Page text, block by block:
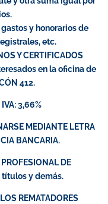
y honorarios de
etc.
Y CERTIFICADOS
en la oficina de
412.
3,66%
MEDIANTE LETRA
BANCARIA.
DE
títulos y demás.
REMATADORES